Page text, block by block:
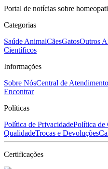
Portal de notícias sobre
Categorias
Saúde AnimalCãesGatosOutros
Científicos
Informações
Sobre NósCentral de Atendimento
Encontrar
Políticas
Política de PrivacidadePolítica de
QualidadeTrocas e Devoluções
Certificações